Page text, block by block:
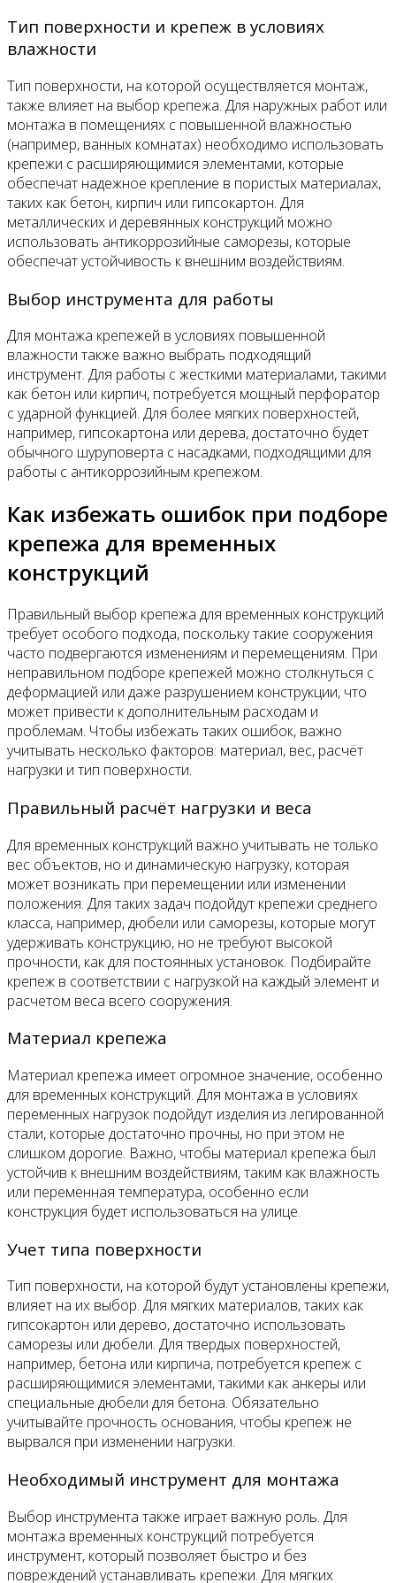
Тип поверхности и крепеж в условиях
влажности
Тип поверхности, на которой осуществляется монтаж,
также влияет на выбор крепежа. Для наружных работ или
монтажа в помещениях с повышенной влажностью
(например, ванных комнатах) необходимо использовать
крепежи с расширяющимися элементами, которые
обеспечат надежное крепление в пористых материалах,
таких как бетон, кирпич или гипсокартон. Для
металлических и деревянных конструкций можно
использовать антикоррозийные саморезы, которые
обеспечат устойчивость к внешним воздействиям.
Выбор инструмента для работы
Для монтажа крепежей в условиях повышенной
влажности также важно выбрать подходящий
инструмент. Для работы с жесткими материалами, такими
как бетон или кирпич, потребуется мощный перфоратор
с ударной функцией. Для более мягких поверхностей,
например, гипсокартона или дерева, достаточно будет
обычного шуруповерта с насадками, подходящими для
работы с антикоррозийным крепежом.
Как избежать ошибок при подборе
крепежа для временных
конструкций
Правильный выбор крепежа для временных конструкций
требует особого подхода, поскольку такие сооружения
часто подвергаются изменениям и перемещениям. При
неправильном подборе крепежей можно столкнуться с
деформацией или даже разрушением конструкции, что
может привести к дополнительным расходам и
проблемам. Чтобы избежать таких ошибок, важно
учитывать несколько факторов: материал, вес, расчёт
нагрузки и тип поверхности.
Правильный расчёт нагрузки и веса
Для временных конструкций важно учитывать не только
вес объектов, но и динамическую нагрузку, которая
может возникать при перемещении или изменении
положения. Для таких задач подойдут крепежи среднего
класса, например, дюбели или саморезы, которые могут
удерживать конструкцию, но не требуют высокой
прочности, как для постоянных установок. Подбирайте
крепеж в соответствии с нагрузкой на каждый элемент и
расчетом веса всего сооружения.
Материал крепежа
Материал крепежа имеет огромное значение, особенно
для временных конструкций. Для монтажа в условиях
переменных нагрузок подойдут изделия из легированной
стали, которые достаточно прочны, но при этом не
слишком дорогие. Важно, чтобы материал крепежа был
устойчив к внешним воздействиям, таким как влажность
или переменная температура, особенно если
конструкция будет использоваться на улице.
Учет типа поверхности
Тип поверхности, на которой будут установлены крепежи,
влияет на их выбор. Для мягких материалов, таких как
гипсокартон или дерево, достаточно использовать
саморезы или дюбели. Для твердых поверхностей,
например, бетона или кирпича, потребуется крепеж с
расширяющимися элементами, такими как анкеры или
специальные дюбели для бетона. Обязательно
учитывайте прочность основания, чтобы крепеж не
вырвался при изменении нагрузки.
Необходимый инструмент для монтажа
Выбор инструмента также играет важную роль. Для
монтажа временных конструкций потребуется
инструмент, который позволяет быстро и без
повреждений устанавливать крепежи. Для мягких